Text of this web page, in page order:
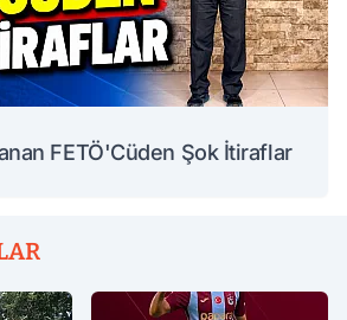
FETÖ'Cüden Şok İtiraflar